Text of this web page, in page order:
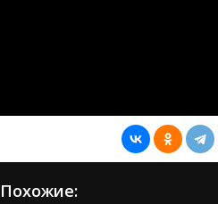
Похожие: